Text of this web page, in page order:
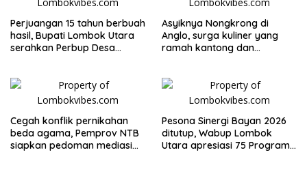
Perjuangan 15 tahun berbuah
hasil, Bupati Lombok Utara
serahkan Perbup Desa
Asyiknya Nongkrong di
Anglo, surga kuliner yang
ramah kantong dan
Cegah konflik pernikahan
beda agama, Pemprov NTB
siapkan pedoman mediasi
Pesona Sinergi Bayan 2026
ditutup, Wabup Lombok
Utara apresiasi 75 Program